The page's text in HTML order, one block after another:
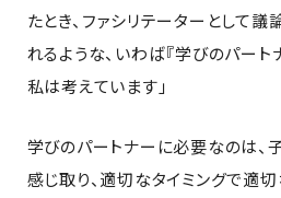
たとき、ファシリテーターとして議
れるような、いわば『学びのパー
私は考えています」
学びのパートナーに必要なのは、
感じ取り、適切なタイミングで適